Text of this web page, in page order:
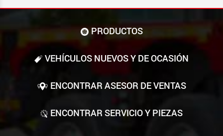
PRODUCTOS
VEHÍCULOS NUEVOS Y DE OCASIÓN
ENCONTRAR ASESOR DE VENTAS
ENCONTRAR SERVICIO Y PIEZAS